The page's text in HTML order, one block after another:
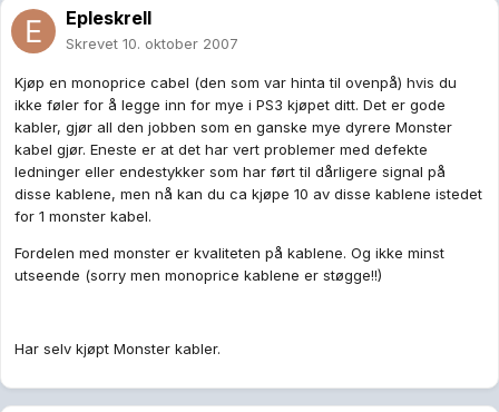
Epleskrell
Skrevet 10. oktober 2007
Kjøp en monoprice cabel (den som var hinta til ovenpå) hvis du
ikke føler for å legge inn for mye i PS3 kjøpet ditt. Det er gode
kabler, gjør all den jobben som en ganske mye dyrere Monster
kabel gjør. Eneste er at det har vert problemer med defekte
ledninger eller endestykker som har ført til dårligere signal på
disse kablene, men nå kan du ca kjøpe 10 av disse kablene istedet
for 1 monster kabel.
Fordelen med monster er kvaliteten på kablene. Og ikke minst
utseende (sorry men monoprice kablene er støgge!!)
Har selv kjøpt Monster kabler.